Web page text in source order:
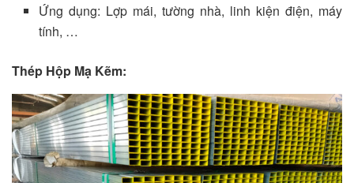
Ứng dụng: Lợp mái, tường nhà, linh kiện điện, máy
tính, …
Thép Hộp Mạ Kẽm: